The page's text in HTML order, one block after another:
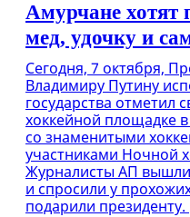
Амурчане хотят
мед, удочку и
Сегодня, 7 октября,
Владимиру Путину
государства отметил
хоккейной площадке
со знаменитыми
участниками Ночной
Журналисты АП
и спросили у
подарили президенту.